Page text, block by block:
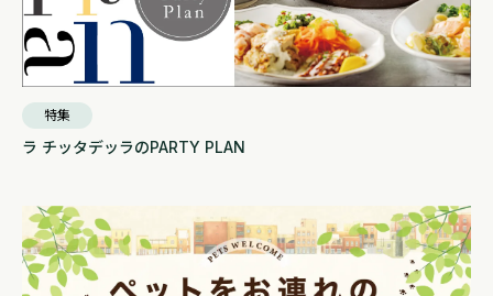
特集
ラ チッタデッラのPARTY PLAN